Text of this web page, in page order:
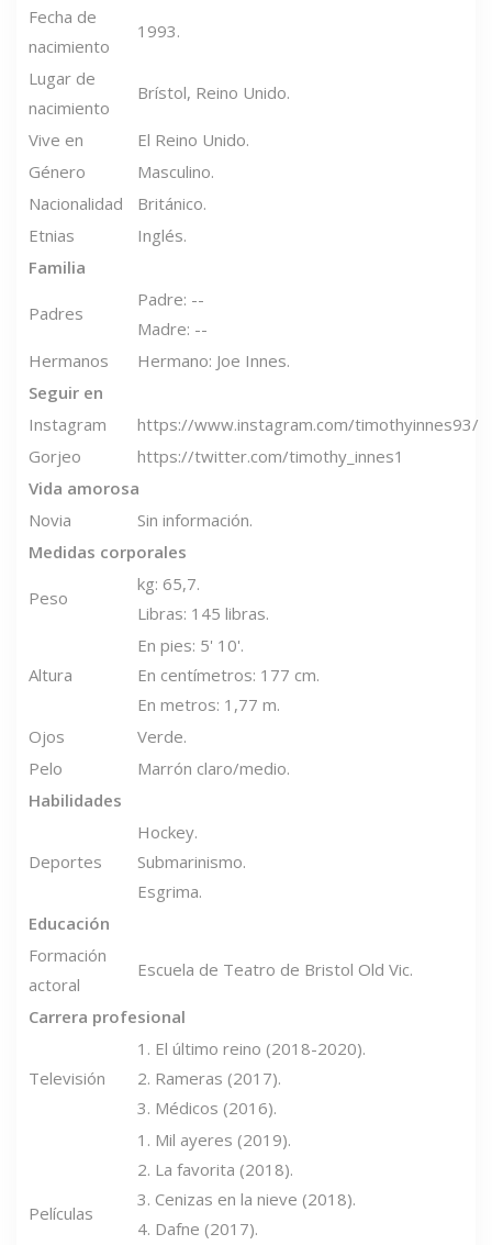
Fecha de
nacimiento
1993.
Lugar de
nacimiento
Brístol, Reino Unido.
Vive en
El Reino Unido.
Género
Masculino.
Nacionalidad
Británico.
Etnias
Inglés.
Familia
Padres
Padre: --
Madre: --
Hermanos
Hermano: Joe Innes.
Seguir en
Instagram
https://www.instagram.com/timothyinnes93/
Gorjeo
https://twitter.com/timothy_innes1
Vida amorosa
Novia
Sin información.
Medidas corporales
Peso
kg: 65,7.
Libras: 145 libras.
Altura
En pies: 5' 10'.
En centímetros: 177 cm.
En metros: 1,77 m.
Ojos
Verde.
Pelo
Marrón claro/medio.
Habilidades
Deportes
Hockey.
Submarinismo.
Esgrima.
Educación
Formación
actoral
Escuela de Teatro de Bristol Old Vic.
Carrera profesional
Televisión
1. El último reino (2018-2020).
2. Rameras (2017).
3. Médicos (2016).
Películas
1. Mil ayeres (2019).
2. La favorita (2018).
3. Cenizas en la nieve (2018).
4. Dafne (2017).